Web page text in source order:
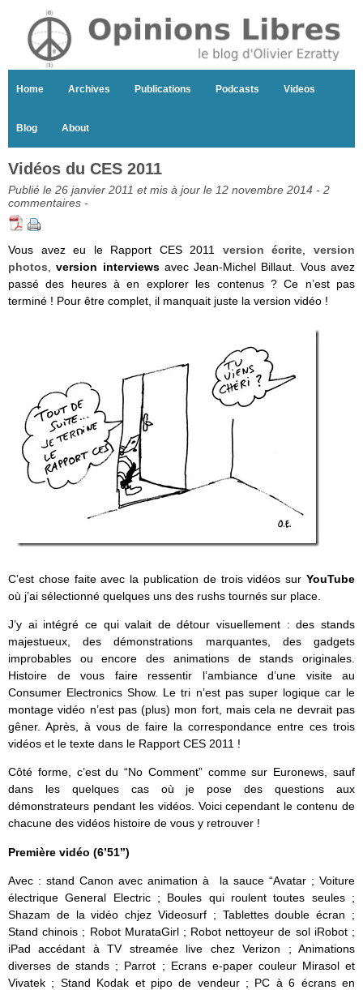
Home Archives Publications Podcasts Videos
Blog About
Vidéos du CES 2011
Publié le 26 janvier 2011 et mis à jour le 12 novembre 2014 - 2
commentaires -
Vous avez eu le Rapport CES 2011 version écrite ,version
photos ,version interviews avec Jean-Michel Billaut. Vous avez
passé des heures à en explorer les contenus ? Ce n’est pas
terminé ! Pour être complet, il manquait juste la version vidéo !
C’est chose faite avec la publication de trois vidéos sur YouTube
où j’ai sélectionné quelques uns des rushs tournés sur place.
J’y ai intégré ce qui valait de détour visuellement : des stands
majestueux, des démonstrations marquantes, des gadgets
improbables ou encore des animations de stands originales.
Histoire de vous faire ressentir l’ambiance d’une visite au
Consumer Electronics Show. Le tri n’est pas super logique car le
montage vidéo n’est pas (plus) mon fort, mais cela ne devrait pas
gêner. Après, à vous de faire la correspondance entre ces trois
vidéos et le texte dans le Rapport CES 2011 !
Côté forme, c’est du “No Comment” comme sur Euronews, sauf
dans les quelques cas où je pose des questions aux
démonstrateurs pendant les vidéos. Voici cependant le contenu de
chacune des vidéos histoire de vous y retrouver !
Première vidéo (6’51”)
Avec : stand Canon avec animation à la sauce “Avatar ; Voiture
électrique General Electric ; Boules qui roulent toutes seules ;
Shazam de la vidéo chjez Videosurf ; Tablettes double écran ;
Stand chinois ; Robot MurataGirl ; Robot nettoyeur de sol iRobot ;
iPad accédant à TV streamée live chez Verizon ; Animations
diverses de stands ; Parrot ; Ecrans e-paper couleur Mirasol et
Vivatek ; Stand Kodak et pipo de vendeur ; PC à 6 écrans en